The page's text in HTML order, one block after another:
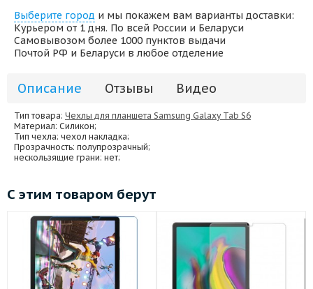
Выберите город и мы покажем вам варианты доставки:
Курьером от 1 дня. По всей России и Беларуси
Самовывозом более 1000 пунктов выдачи
Почтой РФ и Беларуси в любое отделение
Описание Отзывы Видео
Тип товара: Чехлы для планшета Samsung Galaxy Tab S6
Материал: Силикон;
Тип чехла: чехол накладка;
Прозрачность: полупрозрачный;
нескользящие грани: нет;
С этим товаром берут